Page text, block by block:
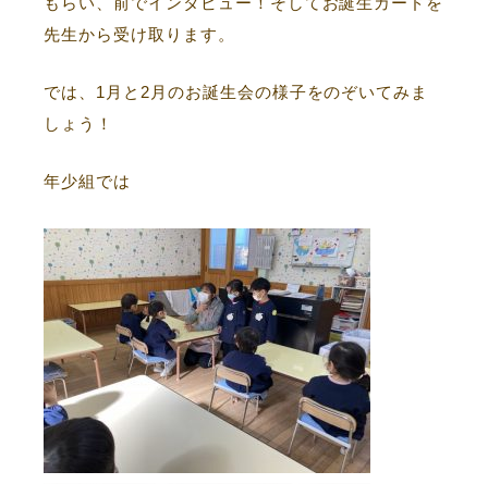
先生から受け取ります。
では、1月と2月のお誕生会の様子をのぞいてみま
しょう！
年少組では